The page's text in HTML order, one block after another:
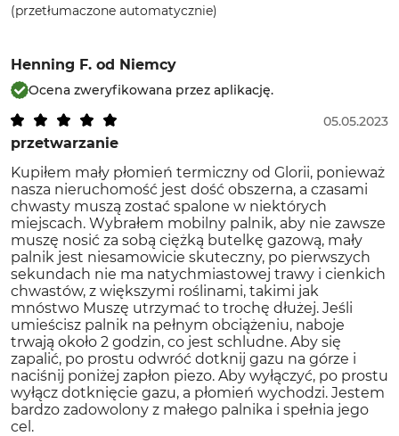
(przetłumaczone automatycznie)
Henning F. od Niemcy
Ocena zweryfikowana przez aplikację.
przetwarzanie
05.05.2023
Kupiłem mały płomień termiczny od Glorii, ponieważ
nasza nieruchomość jest dość obszerna, a czasami
chwasty muszą zostać spalone w niektórych
miejscach. Wybrałem mobilny palnik, aby nie zawsze
muszę nosić za sobą ciężką butelkę gazową, mały
palnik jest niesamowicie skuteczny, po pierwszych
sekundach nie ma natychmiastowej trawy i cienkich
chwastów, z większymi roślinami, takimi jak
mnóstwo Muszę utrzymać to trochę dłużej. Jeśli
umieścisz palnik na pełnym obciążeniu, naboje
trwają około 2 godzin, co jest schludne. Aby się
zapalić, po prostu odwróć dotknij gazu na górze i
naciśnij poniżej zapłon piezo. Aby wyłączyć, po prostu
wyłącz dotknięcie gazu, a płomień wychodzi. Jestem
bardzo zadowolony z małego palnika i spełnia jego
cel.